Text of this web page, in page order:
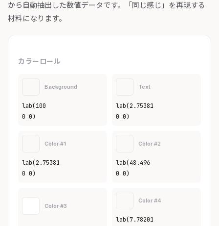
から自動抽出した数値データです。「同じ感じ」を再現する
材料になります。
カラーロール
Background
lab(100
0 0)
Text
lab(2.75381
0 0)
Color #1
lab(2.75381
0 0)
Color #2
lab(48.496
0 0)
Color #3
Color #4
lab(7.78201